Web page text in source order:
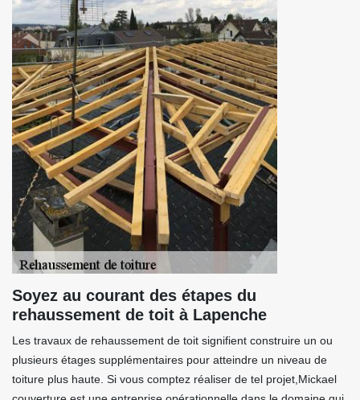
Soyez au courant des étapes du
rehaussement de toit à Lapenche
Les travaux de rehaussement de toit signifient construire un ou
plusieurs étages supplémentaires pour atteindre un niveau de
toiture plus haute. Si vous comptez réaliser de tel projet,Mickael